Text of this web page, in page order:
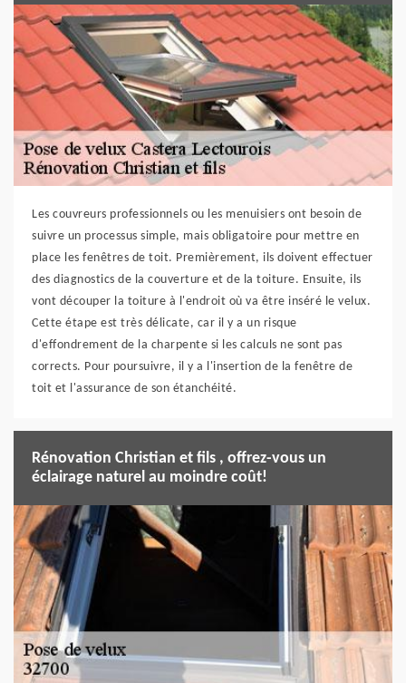
Les couvreurs professionnels ou les menuisiers ont besoin de
suivre un processus simple, mais obligatoire pour mettre en
place les fenêtres de toit. Premièrement, ils doivent effectuer
des diagnostics de la couverture et de la toiture. Ensuite, ils
vont découper la toiture à l'endroit où va être inséré le velux.
Cette étape est très délicate, car il y a un risque
d'effondrement de la charpente si les calculs ne sont pas
corrects. Pour poursuivre, il y a l'insertion de la fenêtre de
toit et l'assurance de son étanchéité.
Rénovation Christian et fils , offrez-vous un
éclairage naturel au moindre coût!